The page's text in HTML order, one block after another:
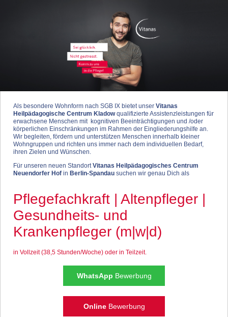
Als besondere Wohnform nach SGB IX bietet unser Vitanas
Heilpädagogische Centrum Kladowqualifizierte Assistenzleistungen für
erwachsene Menschen mit kognitiven Beeinträchtigungen und /oder
körperlichen Einschränkungen im Rahmen der Eingliederungshilfe an.
Wir begleiten, fördern und unterstützen Menschen innerhalb kleiner
Wohngruppen und richten uns immer nach dem individuellen Bedarf,
ihren Zielen und Wünschen.
Für unseren neuen StandortVitanas Heilpädagogisches Centrum
Neuendorfer Hof in Berlin-Spandau suchen wir genau Dich als
Pflegefachkraft | Altenpfleger |
Gesundheits- und
Krankenpfleger (m|w|d)
in Vollzeit (38,5 Stunden/Woche) oder in Teilzeit.
WhatsApp Bewerbung
OnlineBewerbung